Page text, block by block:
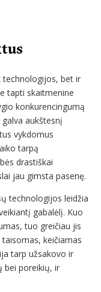
technologijos, bet ir
tapti skaitmenine
konkurencingumą
aukštesnį
vykdomus
tarpą
drastiškai
jau gimsta pasenę.
technologijos leidžia
gabalėlį. Kuo
tuo greičiau jis
keičiamas
tarp užsakovo ir
bei poreikių, ir